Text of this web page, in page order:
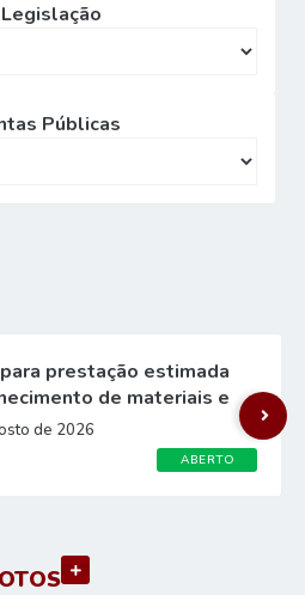
Legislação
Públicas
prestação estimada
de materiais e
compacta
e...
ABERTO
de 2026